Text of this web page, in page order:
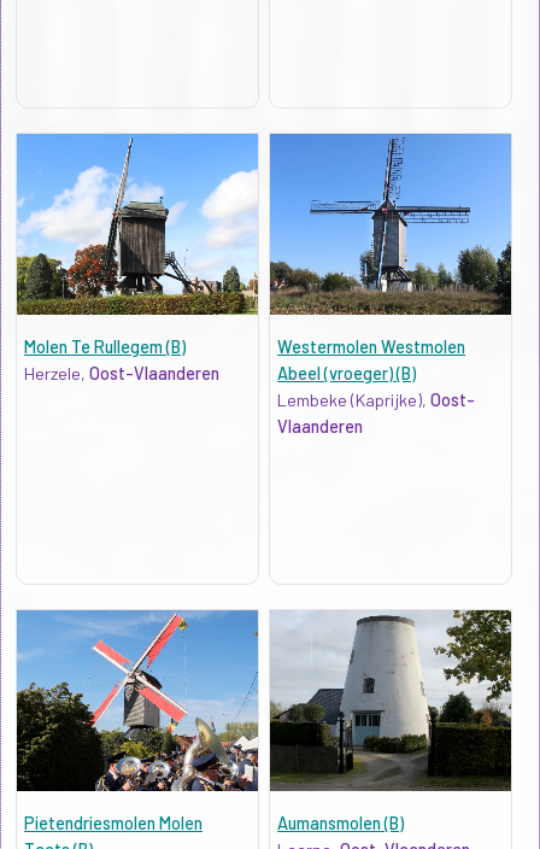
Molen Te Rullegem (B)
Herzele, Oost-Vlaanderen
Westermolen Westmolen
Abeel (vroeger) (B)
Lembeke (Kaprijke),Oost-
Vlaanderen
Pietendriesmolen Molen
Aumansmolen (B)